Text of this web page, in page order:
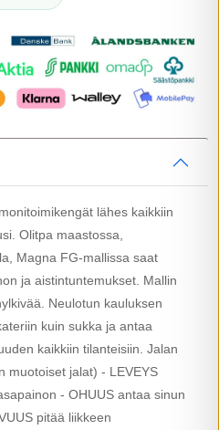
lähes kaikkiin
Olitpa maastossa,
Magna FG-mallissa saat
ja aistintuntemukset. Mallin
Neulotun kauluksen
kuin sukka ja antaa
kaikkiin tilanteisiin. Jalan
muotoiset jalat) - LEVEYS
- OHUUS antaa sinun
pitää liikkeen